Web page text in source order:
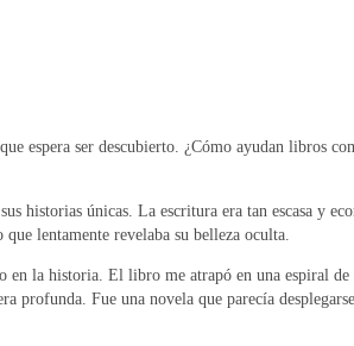
espera ser descubierto. ¿Cómo ayudan libros
historias únicas. La escritura era tan escasa y
lentamente revelaba su belleza oculta.
la historia. El libro me atrapó en una espiral de
profunda. Fue una novela que parecía